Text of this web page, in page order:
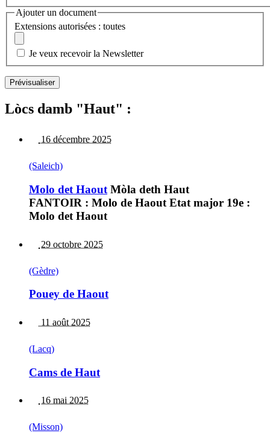
Ajouter un document
Extensions autorisées : toutes
Je veux recevoir la Newsletter
Lòcs damb "Haut" :
16 décembre 2025
(Saleich)
Molo det Haout Mòla deth Haut
FANTOIR : Molo de Haout Etat major 19e :
Molo det Haout
29 octobre 2025
(Gèdre)
Pouey de Haout
11 août 2025
(Lacq)
Cams de Haut
16 mai 2025
(Misson)